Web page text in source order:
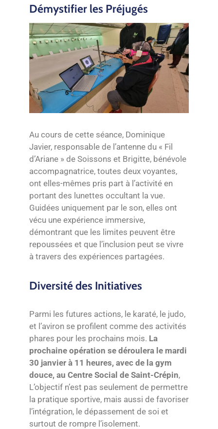
Démystifier les Préjugés
Au cours de cette séance, Dominique
Javier, responsable de l’antenne du « Fil
d’Ariane » de Soissons et Brigitte, bénévole
accompagnatrice, toutes deux voyantes,
ont elles-mêmes pris part à l’activité en
portant des lunettes occultant la vue.
Guidées uniquement par le son, elles ont
vécu une expérience immersive,
démontrant que les limites peuvent être
repoussées et que l’inclusion peut se vivre
à travers des expériences partagées.
Diversité des Initiatives
Parmi les futures actions, le karaté, le judo,
et l’aviron se profilent comme des activités
phares pour les prochains mois. La
prochaine opération se déroulera le mardi
30 janvier à 11 heures, avec de la gym
douce, au Centre Social de Saint-Crépin,
L’objectif n’est pas seulement de permettre
la pratique sportive, mais aussi de favoriser
l’intégration, le dépassement de soi et
surtout de rompre l’isolement.